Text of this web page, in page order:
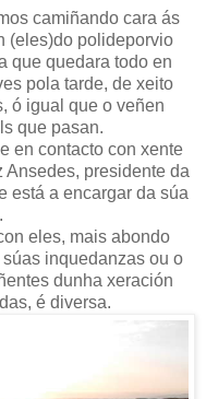
camiñando cara ás
(eles)do polideporvio
que quedara todo en
pola tarde, de xeito
ó igual que o veñen
que pasan.
en contacto con xente
presidente da
está a encargar da súa
eles, mais abondo
inquedanzas ou o
dunha xeración
é diversa.